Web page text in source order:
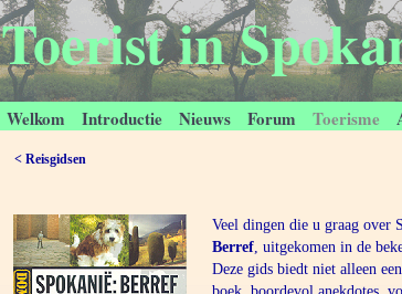
Toerist in
Welkom Introductie Nieuws Forum Toerisme
< Reisgidsen
Veel dingen die u graag over
Berref, uitgekomen in de
Deze gids biedt niet alleen